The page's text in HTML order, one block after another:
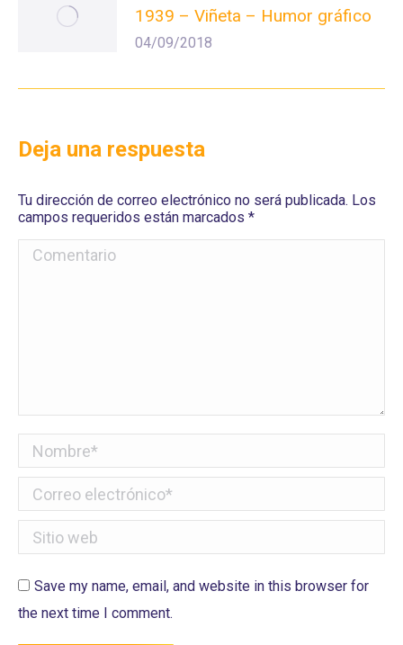
1939 – Viñeta – Humor gráfico
04/09/2018
Deja una respuesta
Tu dirección de correo electrónico no será publicada. Los
campos requeridos están marcados *
Comentario
Nombre *
Correo electrónico *
Sitio web
Save my name, email, and website in this browser for
the next time I comment.